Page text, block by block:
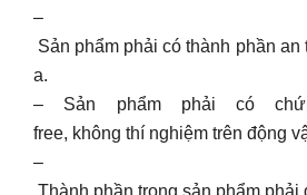
–
Sản phẩm phải có thành phần an
a.
– Sản phẩm phải có
free, không thí nghiệm trên động
–
Thành phần trong sản phẩm phải